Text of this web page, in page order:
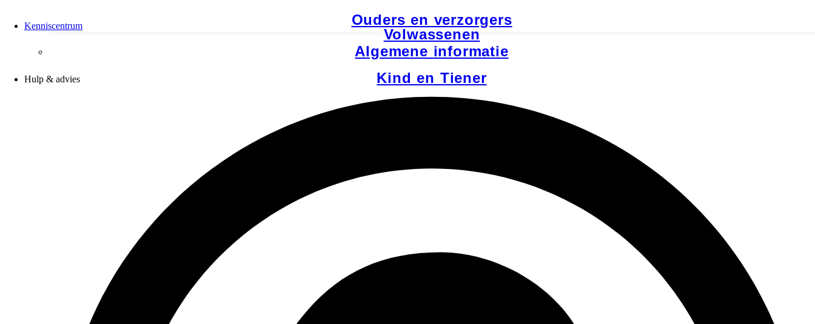
Kenniscentrum
Kind en Tiener
Ouders en verzorgers
Volwassenen
Algemene informatie
Hulp & advies